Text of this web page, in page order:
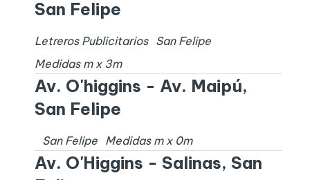
San Felipe
Letreros Publicitarios
San Felipe
Medidas m x 3m
Av. O'higgins - Av. Maipú,
San Felipe
San Felipe Medidas m x 0m
Av. O'Higgins - Salinas, San